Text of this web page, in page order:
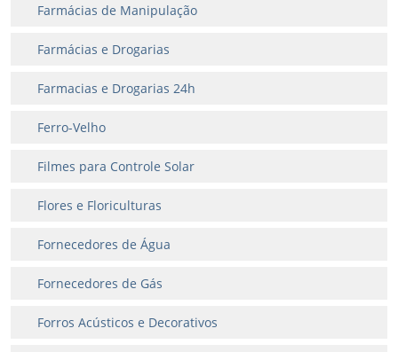
Farmácias de Manipulação
Farmácias e Drogarias
Farmacias e Drogarias 24h
Ferro-Velho
Filmes para Controle Solar
Flores e Floriculturas
Fornecedores de Água
Fornecedores de Gás
Forros Acústicos e Decorativos